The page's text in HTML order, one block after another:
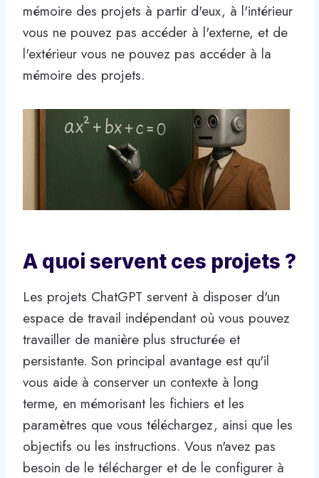
mémoire des projets à partir d'eux, à l'intérieur
vous ne pouvez pas accéder à l'externe, et de
l'extérieur vous ne pouvez pas accéder à la
mémoire des projets.
A quoi servent ces projets ?
Les projets ChatGPT servent à disposer d'un
espace de travail indépendant où vous pouvez
travailler de manière plus structurée et
persistante. Son principal avantage est qu'il
vous aide à conserver un contexte à long
terme, en mémorisant les fichiers et les
paramètres que vous téléchargez, ainsi que les
objectifs ou les instructions. Vous n'avez pas
besoin de le télécharger et de le configurer à